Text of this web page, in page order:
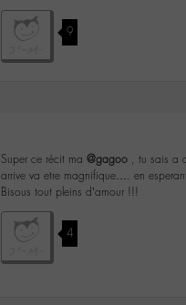
9
Super ce récit ma @gagoo , tu sais a
arrive va etre magnifique…. en
Bisous tout pleins d’amour !!!
4